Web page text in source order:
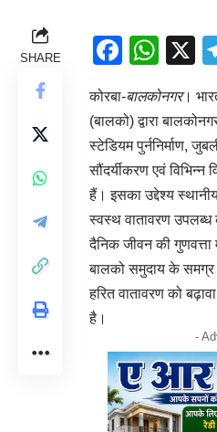
SHARE X
कोरबा-बालकोनगर।
(बालको) द्वारा
स्टेडियम पुर्ननिर्माण,
सौंदर्यीकरण एवं
हैं। इसका उद्देश्य
स्वस्थ वातावरण उपलब्ध
दैनिक जीवन की गुणवत्ता
बालको समुदाय के
हरित वातावरण को
है।
-